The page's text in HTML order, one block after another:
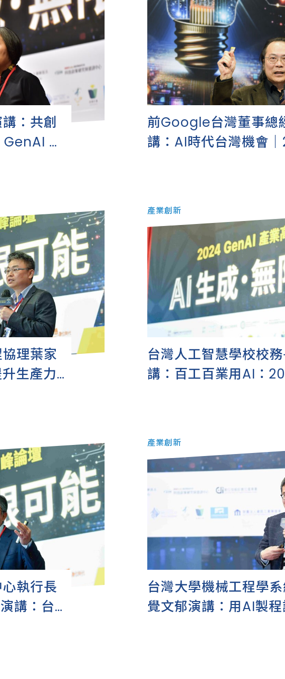
：共創
產
前Google台灣董事總
講：AI時代台灣機會
理葉家
生產力
產業創新
台灣人工智慧學校校
講：百工百業用AI：
執行長
講：台
產業創新
台灣大學機械工程學
覺文郁演講：用AI製程